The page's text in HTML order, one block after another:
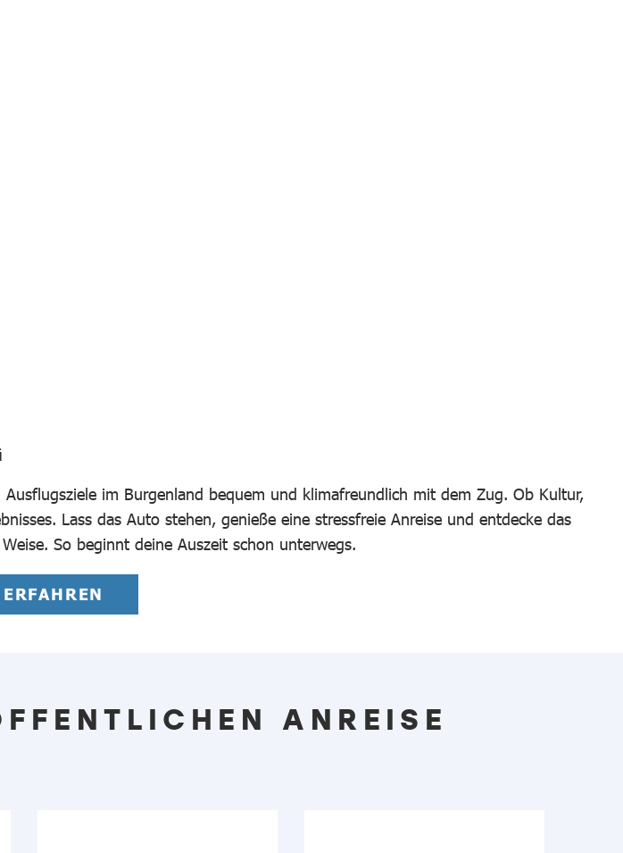
im Burgenland bequem und klimafreundlich mit dem Zug. Ob Kultur,
Lass das Auto stehen, genieße eine stressfreie Anreise und entdecke das
So beginnt deine Auszeit schon unterwegs.
ANREISE